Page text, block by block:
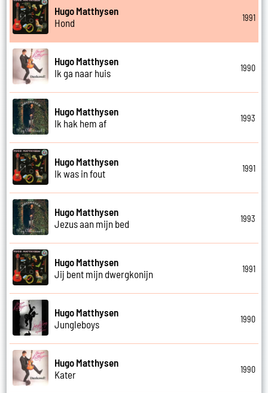
Hugo Matthysen
Hond
1991
Hugo Matthysen
Ik ga naar huis
1990
Hugo Matthysen
Ik hak hem af
1993
Hugo Matthysen
Ik was in fout
1991
Hugo Matthysen
Jezus aan mijn bed
1993
Hugo Matthysen
Jij bent mijn dwergkonijn
1991
Hugo Matthysen
Jungleboys
1990
Hugo Matthysen
Kater
1990